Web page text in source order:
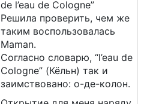
de l’eau de Cologne”
Решила проверить, чем же
таким воспользовалась
Maman.
Согласно словарю, “l’eau de
Cologne” (Кёльн) так и
заимствовано: о-де-колон.